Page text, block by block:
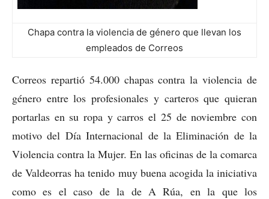
Chapa contra la violencia de género que llevan los
empleados de Correos
Correos repartió 54.000 chapas contra la violencia de
género entre los profesionales y carteros que quieran
portarlas en su ropa y carros el 25 de noviembre con
motivo del Día Internacional de la Eliminación de la
Violencia contra la Mujer. En las oficinas de la comarca
de Valdeorras ha tenido muy buena acogida la iniciativa
como es el caso de la de A Rúa, en la que los